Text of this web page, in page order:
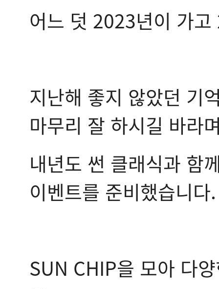
어느 덧 2023년이 가
지난해 좋지 않았던 기
마무리 잘 하시길 바라
내년도 썬 클래식과 함
이벤트를 준비했습니다.
SUN CHIP을 모아 다